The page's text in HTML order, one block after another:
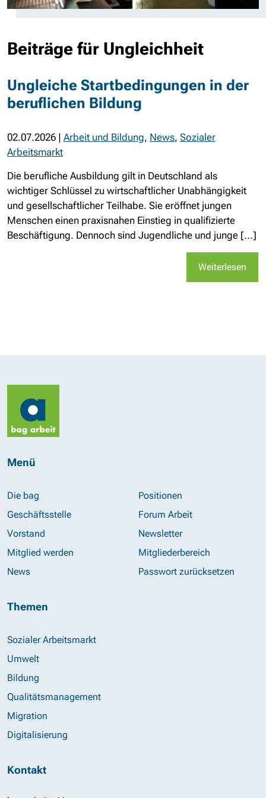
Beiträge für Ungleichheit
Ungleiche Startbedingungen in der
beruflichen Bildung
02.07.2026 | Arbeit und Bildung, News, Sozialer
Arbeitsmarkt
Die berufliche Ausbildung gilt in Deutschland als
wichtiger Schlüssel zu wirtschaftlicher Unabhängigkeit
und gesellschaftlicher Teilhabe. Sie eröffnet jungen
Menschen einen praxisnahen Einstieg in qualifizierte
Beschäftigung. Dennoch sind Jugendliche und junge [...]
Weiterlesen
Menü
Die bag
Geschäftsstelle
Vorstand
Mitglied werden
News
Positionen
Forum Arbeit
Newsletter
Mitgliederbereich
Passwort zurücksetzen
Themen
Sozialer Arbeitsmarkt
Umwelt
Bildung
Qualitätsmanagement
Migration
Digitalisierung
Kontakt